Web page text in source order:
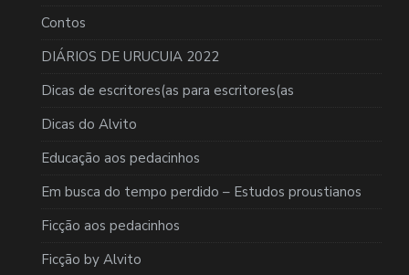
Contos
DIÁRIOS DE URUCUIA 2022
Dicas de escritores(as para escritores(as
Dicas do Alvito
Educação aos pedacinhos
Em busca do tempo perdido – Estudos proustianos
Ficção aos pedacinhos
Ficção by Alvito